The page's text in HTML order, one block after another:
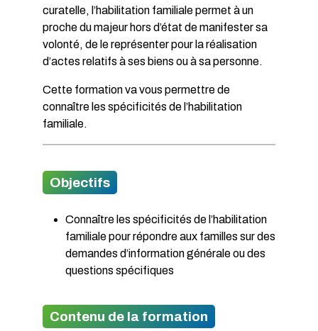
curatelle, l’habilitation familiale permet à un
proche du majeur hors d’état de manifester sa
volonté, de le représenter pour la réalisation
d’actes relatifs à ses biens ou à sa personne.
Cette formation va vous permettre de
connaître les spécificités de l’habilitation
familiale.
Objectifs
Connaître les spécificités de l’habilitation
familiale pour répondre aux familles sur des
demandes d’information générale ou des
questions spécifiques
Contenu de la formation